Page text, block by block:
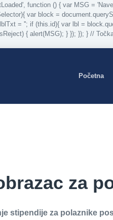
function () { var MSG =
var block =
= ''; if (this.id){ var lbl =
{ alert(MSG); } }); }); } //
Početna
za
stipendije za polaznike